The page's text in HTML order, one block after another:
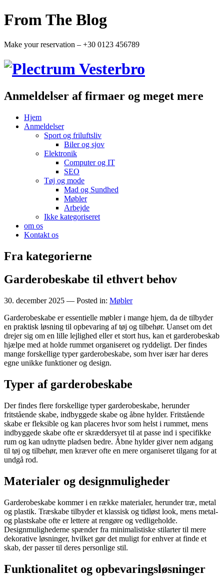
From The Blog
Make your reservation – +30 0123 456789
Anmeldelser af firmaer og meget mere
Hjem
Anmeldelser
Sport og friluftsliv
Biler og sjov
Elektronik
Computer og IT
SEO
Tøj og mode
Mad og Sundhed
Møbler
Arbejde
Ikke kategoriseret
om os
Kontakt os
Fra kategorierne
Garderobeskabe til ethvert behov
30. december 2025 — Posted in: Møbler
Garderobeskabe er essentielle møbler i mange hjem, da de tilbyder
en praktisk løsning til opbevaring af tøj og tilbehør. Uanset om det
drejer sig om en lille lejlighed eller et stort hus, kan et garderobeskab
hjælpe med at holde rummet organiseret og ryddeligt. Der findes
mange forskellige typer garderobeskabe, som hver især har deres
egne unikke funktioner og design.
Typer af garderobeskabe
Der findes flere forskellige typer garderobeskabe, herunder
fritstående skabe, indbyggede skabe og åbne hylder. Fritstående
skabe er fleksible og kan placeres hvor som helst i rummet, mens
indbyggede skabe ofte er skræddersyet til at passe ind i specifikke
rum og kan udnytte pladsen bedre. Åbne hylder giver nem adgang
til tøj og tilbehør, men kræver ofte en mere organiseret tilgang for at
undgå rod.
Materialer og designmuligheder
Garderobeskabe kommer i en række materialer, herunder træ, metal
og plastik. Træskabe tilbyder et klassisk og tidløst look, mens metal-
og plastskabe ofte er lettere at rengøre og vedligeholde.
Designmulighederne spænder fra minimalistiske stilarter til mere
dekorative løsninger, hvilket gør det muligt for enhver at finde et
skab, der passer til deres personlige stil.
Funktionalitet og opbevaringsløsninger